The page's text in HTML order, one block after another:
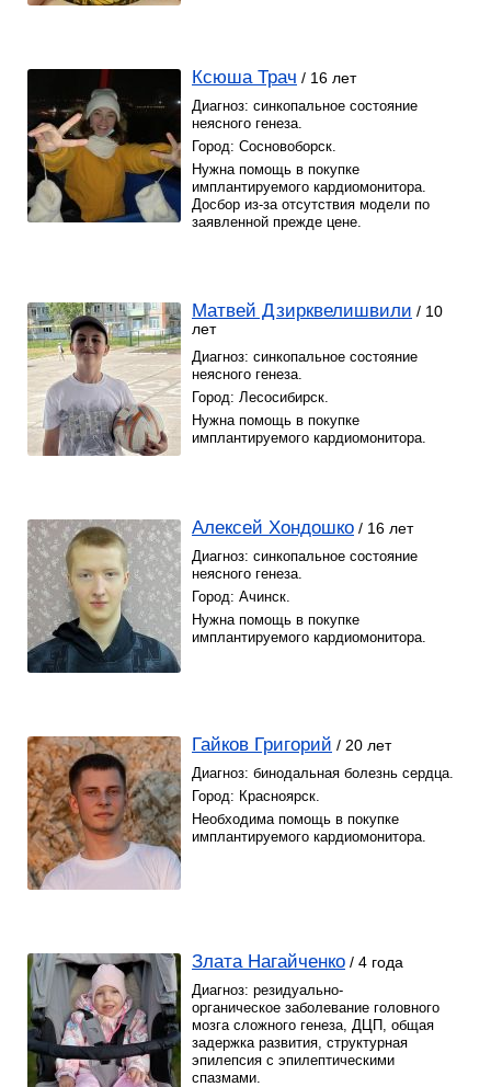
Ксюша Трач / 16 лет
Диагноз: синкопальное состояние
неясного генеза.
Город: Сосновоборск.
Нужна помощь в покупке
имплантируемого кардиомонитора.
Досбор из-за отсутствия модели по
заявленной прежде цене.
Матвей Дзирквелишвили / 10
лет
Диагноз: синкопальное состояние
неясного генеза.
Город: Лесосибирск.
Нужна помощь в покупке
имплантируемого кардиомонитора.
Алексей Хондошко / 16 лет
Диагноз: синкопальное состояние
неясного генеза.
Город: Ачинск.
Нужна помощь в покупке
имплантируемого кардиомонитора.
Гайков Григорий / 20 лет
Диагноз: бинодальная болезнь сердца.
Город: Красноярск.
Необходима помощь в покупке
имплантируемого кардиомонитора.
Злата Нагайченко / 4 года
Диагноз: резидуально-
органическое заболевание головного
мозга сложного генеза, ДЦП, общая
задержка развития, структурная
эпилепсия с эпилептическими
спазмами.